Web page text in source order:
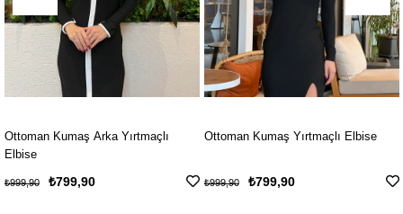
Arka Yırtmaçlı Ottoman Kumaş Yırtmaçlı Elbise
₺799,90
Ottoman